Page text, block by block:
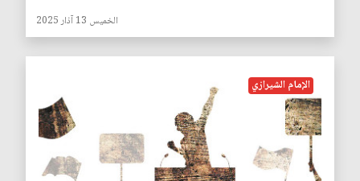
الخميس 13 آذار 2025
الإمام الشيرازي